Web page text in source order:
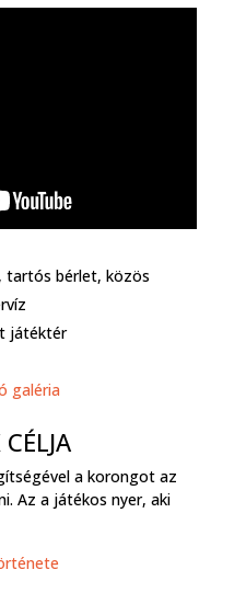
tartós bérlet, közös
játéktér
galéria
a korongot az
Az a játékos nyer, aki